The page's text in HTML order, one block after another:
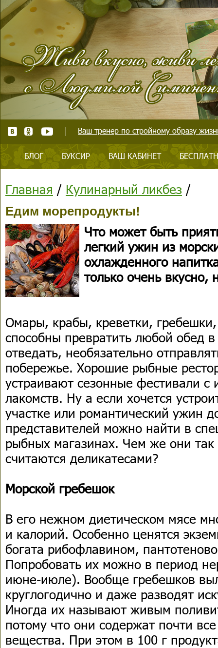
Ваш тренер по стройному образу
БЛОГ БУКСИР ВАШ КАБИНЕТ
Главная / Кулинарный ликбез /
Едим морепродукты!
Что может быть
легкий ужин из
охлажденного
только очень вкусно,
Омары, крабы, креветки,
способны превратить любой обед
отведать, необязательно
побережье. Хорошие рыбные
устраивают сезонные фестивали с
лакомств. Ну а если хочется
участке или романтический ужин
представителей можно найти в
рыбных магазинах. Чем же они
считаются деликатесами?
Морской гребешок
В его нежном диетическом мясе
и калорий. Особенно ценятся
богата рибофлавином,
Попробовать их можно в период
июне-июле). Вообще гребешков
круглогодично и даже разводят
Иногда их называют живым
потому что они содержат почти
вещества. При этом в 100 г